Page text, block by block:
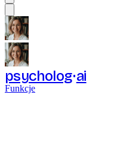
psycholog ai
Funkcje